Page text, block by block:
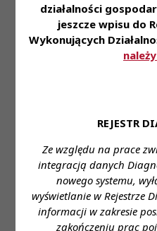
działalności
jeszcze wpisu do
Wykonujących
REJESTR
Ze względu na prace
integracją danych
nowego systemu,
wyświetlanie w Rejestrze
informacji w zakresie
zakończeniu prac
31 lip 2026
Diagnosta
30 lip 2026
[04.08.2026] Dyżur
Odpowiedzialności